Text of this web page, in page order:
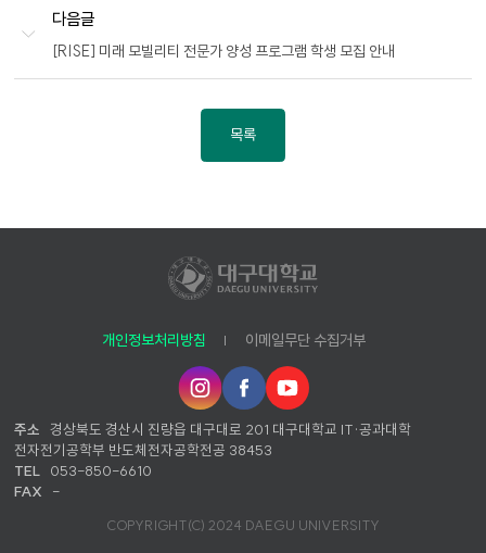
다음글
[RISE] 미래 모빌리티 전문가 양성 프로그램 학생 모집 안내
목록
개인정보처리방침
이메일무단 수집거부
인
스
타
그
페
이
스
북
유
튜
브
주소
경상북도 경산시 진량읍 대구대로 201 대구대학교 IT·공과대학
전자전기공학부 반도체전자공학전공 38453
TEL
053-850-6610
FAX
-
COPYRIGHT(C) 2024 DAEGU UNIVERSITY